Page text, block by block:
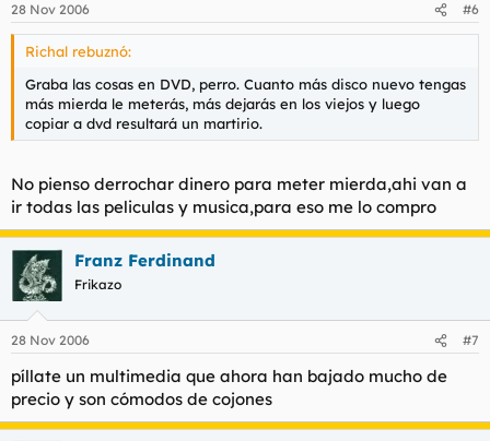
28 Nov 2006 #6
Richal rebuznó:
Graba las cosas en DVD, perro. Cuanto más disco nuevo tengas
más mierda le meterás, más dejarás en los viejos y luego
copiar a dvd resultará un martirio.
No pienso derrochar dinero para meter mierda,ahi van a
ir todas las peliculas y musica,para eso me lo compro
Franz Ferdinand
Frikazo
28 Nov 2006 #7
píllate un multimedia que ahora han bajado mucho de
precio y son cómodos de cojones